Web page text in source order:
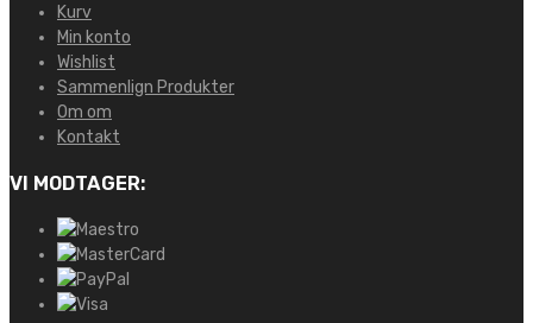
Kurv
Min konto
Wishlist
Sammenlign Produkter
Om om
Kontakt
VI MODTAGER: